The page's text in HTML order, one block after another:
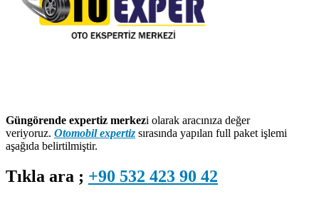
Güngörende expertiz merkezi olarak aracınıza değer
veriyoruz. Otomobil expertiz sırasında yapılan full paket işlemi
aşağıda belirtilmiştir.
Tıkla ara ; +90 532 423 90 42